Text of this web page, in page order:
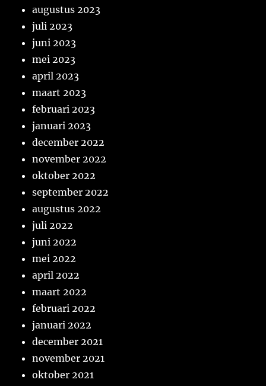
augustus 2023
juli 2023
juni 2023
mei 2023
april 2023
maart 2023
februari 2023
januari 2023
december 2022
november 2022
oktober 2022
september 2022
augustus 2022
juli 2022
juni 2022
mei 2022
april 2022
maart 2022
februari 2022
januari 2022
december 2021
november 2021
oktober 2021